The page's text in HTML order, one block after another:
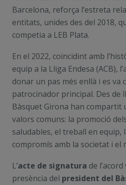
Barcelona, reforça l’estreta
entitats, unides des del 2018,
competia a LEB Plata.
En el 2022, coincidint amb
equip a la Lliga Endesa (ACB),
donar un pas més enllà i es va
patrocinador principal. Des de
Bàsquet Girona han compartit
valors comuns: la promoció
saludables, el treball en equip,
compromís amb la societat i el
L’acte de signatura de
presència del president del